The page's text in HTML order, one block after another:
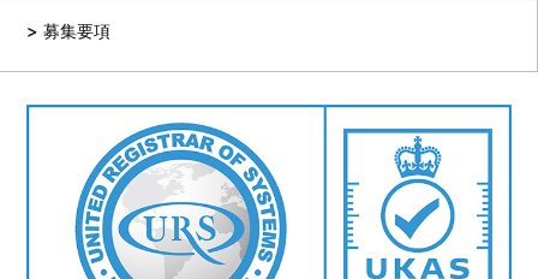
募集要項